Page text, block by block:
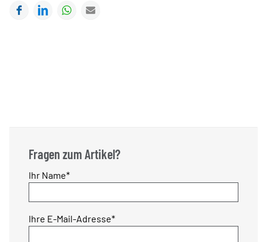
FacebookLinkedInWhatsApp
Fragen zum Artikel?
Pflichtfeld
Ihr Name*
Pflichtfeld
Ihre E-Mail-Adresse*